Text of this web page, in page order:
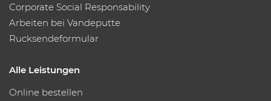
Corporate Social Responsability
Arbeiten bei Vandeputte
Rucksendeformular
Alle Leistungen
Online bestellen